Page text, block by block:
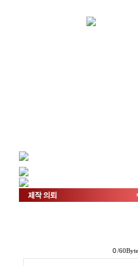
/60Byte